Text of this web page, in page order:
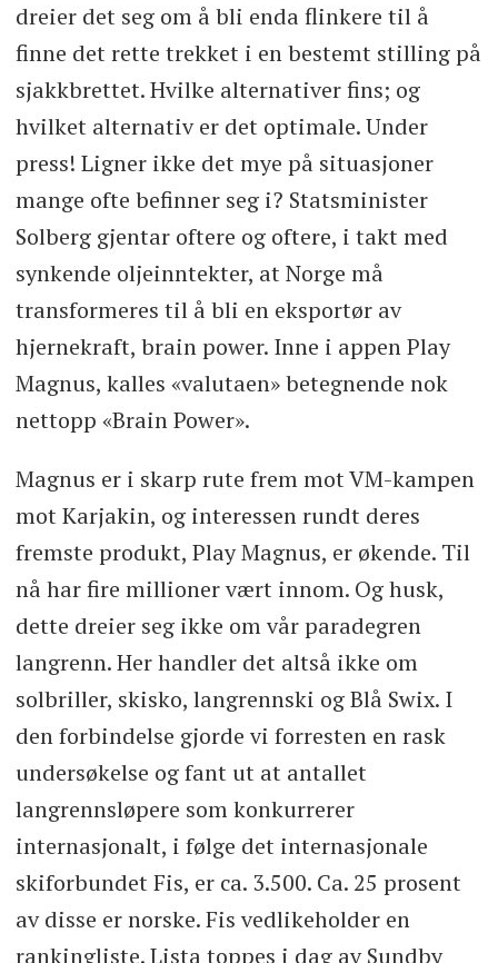
dreier det seg om å bli enda flinkere til å
finne det rette trekket i en bestemt stilling på
sjakkbrettet. Hvilke alternativer fins; og
hvilket alternativ er det optimale. Under
press! Ligner ikke det mye på situasjoner
mange ofte befinner seg i? Statsminister
Solberg gjentar oftere og oftere, i takt med
synkende oljeinntekter, at Norge må
transformeres til å bli en eksportør av
hjernekraft, brain power. Inne i appen Play
Magnus, kalles «valutaen» betegnende nok
nettopp «Brain Power».
Magnus er i skarp rute frem mot VM-kampen
mot Karjakin, og interessen rundt deres
fremste produkt, Play Magnus, er økende. Til
nå har fire millioner vært innom. Og husk,
dette dreier seg ikke om vår paradegren
langrenn. Her handler det altså ikke om
solbriller, skisko, langrennski og Blå Swix. I
den forbindelse gjorde vi forresten en rask
undersøkelse og fant ut at antallet
langrennsløpere som konkurrerer
internasjonalt, i følge det internasjonale
skiforbundet Fis, er ca. 3.500. Ca. 25 prosent
av disse er norske. Fis vedlikeholder en
rankingliste. Lista toppes i dag av Sundby